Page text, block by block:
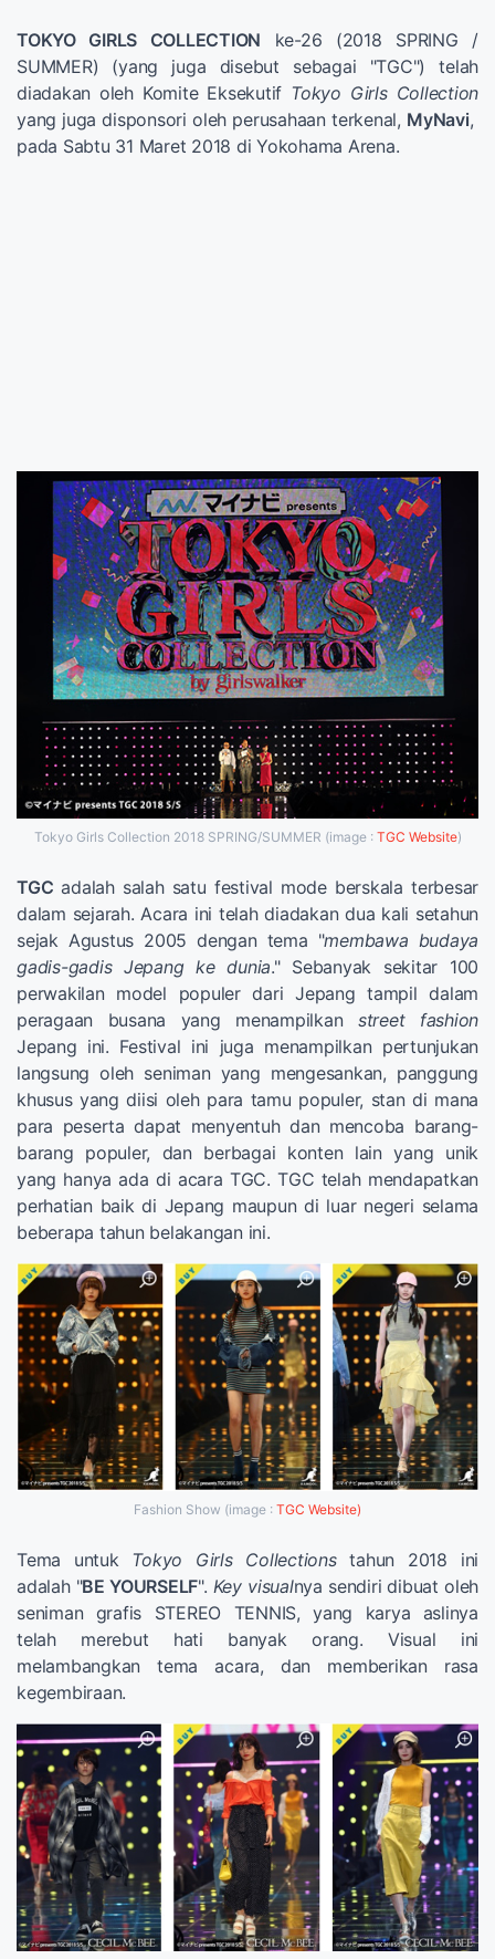
TOKYO GIRLS COLLECTION ke-26 (2018 SPRING /
SUMMER) (yang juga disebut sebagai "TGC") telah
diadakan oleh Komite Eksekutif Tokyo Girls Collection
yang juga disponsori oleh perusahaan terkenal, MyNavi,
pada Sabtu 31 Maret 2018 di Yokohama Arena.
Tokyo Girls Collection 2018 SPRING/SUMMER (image : TGC Website)
TGC adalah salah satu festival mode berskala terbesar
dalam sejarah. Acara ini telah diadakan dua kali setahun
sejak Agustus 2005 dengan tema "membawa budaya
gadis-gadis Jepang ke dunia." Sebanyak sekitar 100
perwakilan model populer dari Jepang tampil dalam
peragaan busana yang menampilkan street fashion
Jepang ini. Festival ini juga menampilkan pertunjukan
langsung oleh seniman yang mengesankan, panggung
khusus yang diisi oleh para tamu populer, stan di mana
para peserta dapat menyentuh dan mencoba barang-
barang populer, dan berbagai konten lain yang unik
yang hanya ada di acara TGC. TGC telah mendapatkan
perhatian baik di Jepang maupun di luar negeri selama
beberapa tahun belakangan ini.
Fashion Show (image : TGC Website)
Tema untuk Tokyo Girls Collectionstahun 2018 ini
adalah "BE YOURSELF". Key visualnya sendiri dibuat oleh
seniman grafis STEREO TENNIS, yang karya aslinya
telah merebut hati banyak orang. Visual ini
melambangkan tema acara, dan memberikan rasa
kegembiraan.